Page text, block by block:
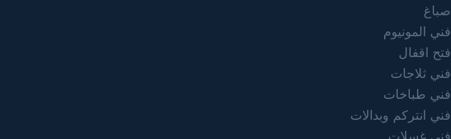
صباغ
فني المونيوم
فتح اقفال
فني ثلاجات
فني طباخات
فني انتركم وبدالات
فني غسلات